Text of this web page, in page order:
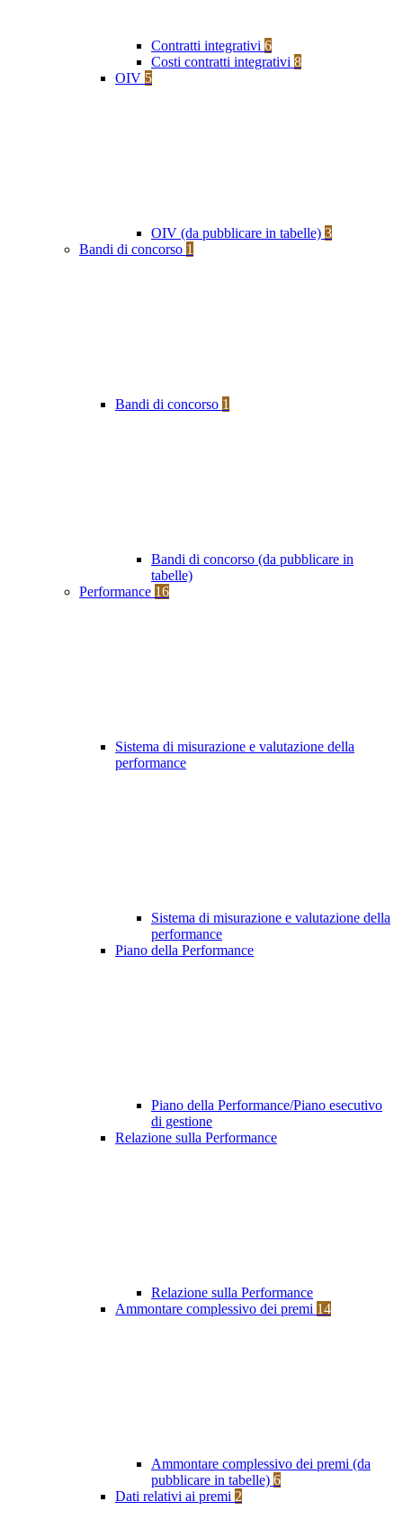
Contratti integrativi 6
Costi contratti integrativi 8
OIV 5
OIV (da pubblicare in tabelle) 3
Bandi di concorso 1
Bandi di concorso 1
Bandi di concorso (da pubblicare in
tabelle)
Performance 16
Sistema di misurazione e valutazione della
performance
Sistema di misurazione e valutazione della
performance
Piano della Performance
Piano della Performance/Piano esecutivo
di gestione
Relazione sulla Performance
Relazione sulla Performance
Ammontare complessivo dei premi 14
Ammontare complessivo dei premi (da
pubblicare in tabelle) 6
Dati relativi ai premi 2